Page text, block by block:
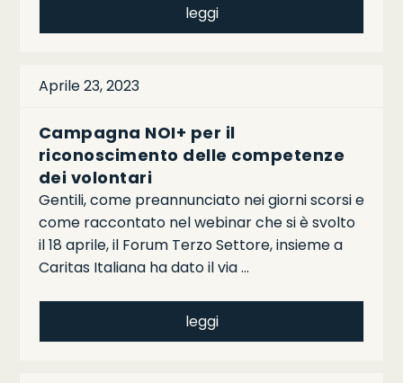
leggi
Aprile 23, 2023
Campagna NOI+ per il
riconoscimento delle competenze
dei volontari
Gentili, come preannunciato nei giorni scorsi e
come raccontato nel webinar che si è svolto
il 18 aprile, il Forum Terzo Settore, insieme a
Caritas Italiana ha dato il via …
leggi